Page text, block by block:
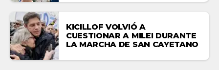
KICILLOF VOLVIÓ A
CUESTIONAR A MILEI DURANTE
LA MARCHA DE SAN CAYETANO